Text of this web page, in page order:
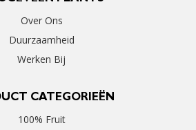
Over Ons
Duurzaamheid
Werken Bij
CATEGORIEËN
100% Fruit